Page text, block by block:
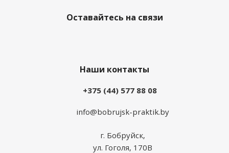
Оставайтесь на связи
Наши контакты
+375 (44) 577 88 08
info@bobrujsk-praktik.by
г. Бобруйск,
ул. Гоголя, 170В